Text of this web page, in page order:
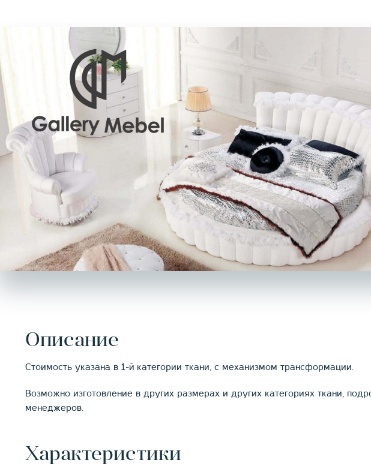
Описание
Стоимость указана в 1-й категории ткани, с механизмом трансформации.
Возможно изготовление в других размерах и других категориях ткани,
менеджеров.
Характеристики